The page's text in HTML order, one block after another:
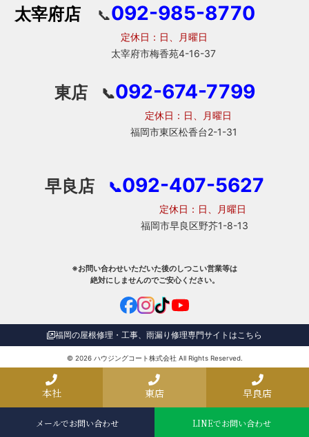
太宰府店 📞092-985-8770
定休日：日、月曜日
太宰府市梅香苑4-16-37
東店 📞092-674-7799
定休日：日、月曜日
福岡市東区松香台2-1-31
早良店 📞092-407-5627
定休日：日、月曜日
福岡市早良区野芥1-8-13
※お問い合わせいただいた後のしつこい営業等は
絶対にしませんのでご安心ください。
福岡の屋根修理・工事、雨漏り修理専門サイトはこちら
© 2026 ハウジングコート株式会社All Rights Reserved.
本社 東店 早良店
メールでお問い合わせ LINEでお問い合わせ